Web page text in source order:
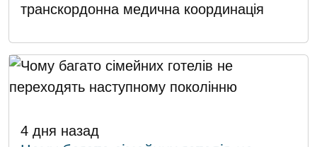
транскордонна медична координація
4 дня назад